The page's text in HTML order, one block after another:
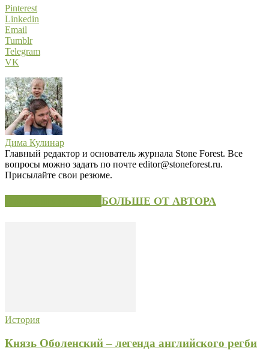
Pinterest
Linkedin
Email
Tumblr
Telegram
VK
Дима Кулинар
Главный редактор и основатель журнала Stone Forest. Все
вопросы можно задать по почте editor@stoneforest.ru.
Присылайте свои резюме.
БОЛЬШЕ ОТ АВТОРА
История
Князь Оболенский – легенда английского регби